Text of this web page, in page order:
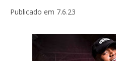
Publicado em 7.6.23